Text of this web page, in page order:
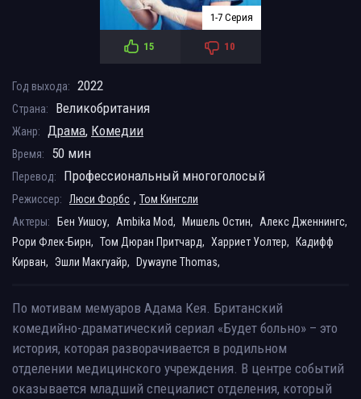
1-7 Серия
15 10
Год выхода: 2022
Страна: Великобритания
Жанр: Драма, Комедии
Время: 50 мин
Перевод: Профессиональный многоголосый
Режиссер: Люси Форбс , Том Кингсли
Актеры:
Бен Уишоу, Ambika Mod, Мишель Остин,
Алекс Дженнингс,
Рори Флек-Бирн, Том Дюран Притчард, Харриет Уолтер,
Кадифф
Кирван, Эшли Макгуайр, Dywayne Thomas,
По мотивам мемуаров Адама Кея. Британский
комедийно-драматический сериал «Будет больно» – это
история, которая разворачивается в родильном
отделении медицинского учреждения. В центре событий
оказывается младший специалист отделения, который